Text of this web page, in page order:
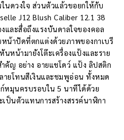
นดวงใจ ส่วนตัวแล้วขอยกให้กับ
J12 Blush Caliber 12.1 38
และสื่อถึงแรงบันดาลใจของคอล
น้าปัดที่ตกแต่งด้วยภาพของกาเบรี
นหน้ามายังโต๊ะเครื่องแป้งและราย
คัญ อย่าง อายแชโดว์ แป้ง ลิปสติก
ายโทนสีเงินและชมพูอ่อน ทั้งหมด
มุนครบรอบใน 5 นาทีได้ด้วย
ป็นตัวแทนการสร้างสรรค์นาฬิกา